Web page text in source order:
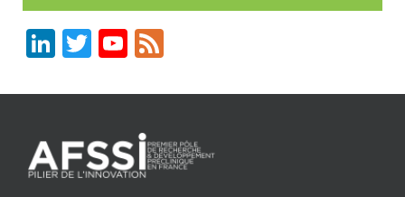
LinkedIn
TwitterYouTube